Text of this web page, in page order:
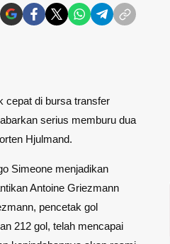
cepat di bursa transfer
serius memburu dua
Hjulmand.
Simeone menjadikan
Antoine Griezmann
pencetak gol
212 gol, telah mencapai